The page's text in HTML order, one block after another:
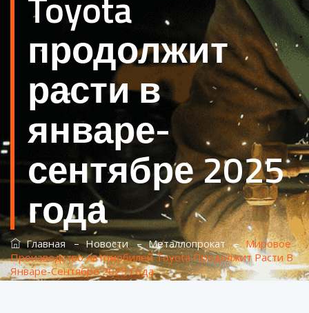
продолжит
расти в
январе-
сентябре 2025
года
Главная–Новости–Металлопрокат–Мировое
Производство Автомобилей Toyota Продолжит Расти В
Январе-Сентябре 2025 Года